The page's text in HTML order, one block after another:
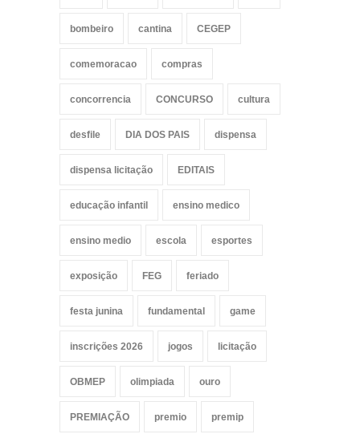
bombeiro cantina CEGEP
comemoracao compras
concorrencia CONCURSO cultura
desfile DIA DOS PAIS dispensa
dispensa licitação EDITAIS
educação infantil ensino medico
ensino medio escola esportes
exposição FEG feriado
festa junina fundamental game
inscrições 2026 jogos licitação
OBMEP olimpiada ouro
PREMIAÇÃO premio premip